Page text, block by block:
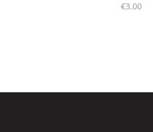
€3.00